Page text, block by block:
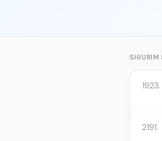
SHIURIM
1923.
2191.